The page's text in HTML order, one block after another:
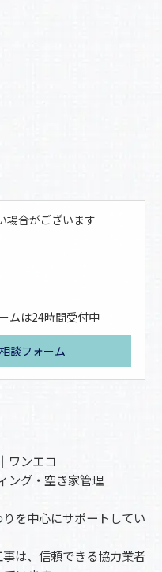
場合がございます
ムは24時間受付中
談フォーム
ワンエコ
ング・空き家管理
を中心にサポートしてい
は、信頼できる協力業者